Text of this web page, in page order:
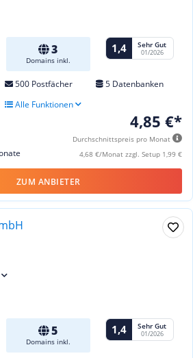
3
Domains inkl.
1,4 Sehr Gut
01/2026
500 Postfächer
5 Datenbanken
Alle Funktionen
4,85 €*
Durchschnittspreis pro Monat
4,68 €/Monat zzgl. Setup 1,99 €
ZUM ANBIETER
5
Domains inkl.
1,4 Sehr Gut
01/2026